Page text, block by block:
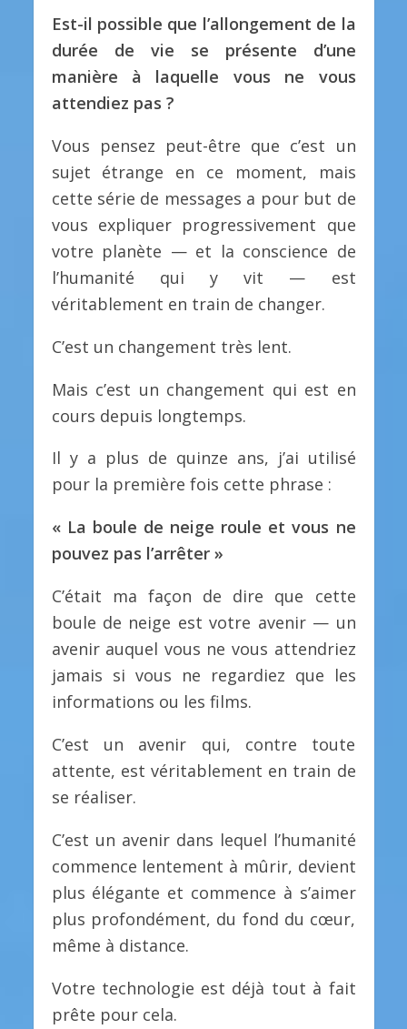
Est-il possible que l’allongement de la
durée de vie se présente d’une
manière à laquelle vous ne vous
attendiez pas ?
Vous pensez peut-être que c’est un
sujet étrange en ce moment, mais
cette série de messages a pour but de
vous expliquer progressivement que
votre planète — et la conscience de
l’humanité qui y vit — est
véritablement en train de changer.
C’est un changement très lent.
Mais c’est un changement qui est en
cours depuis longtemps.
Il y a plus de quinze ans, j’ai utilisé
pour la première fois cette phrase :
« La boule de neige roule et vous ne
pouvez pas l’arrêter »
C’était ma façon de dire que cette
boule de neige est votre avenir — un
avenir auquel vous ne vous attendriez
jamais si vous ne regardiez que les
informations ou les films.
C’est un avenir qui, contre toute
attente, est véritablement en train de
se réaliser.
C’est un avenir dans lequel l’humanité
commence lentement à mûrir, devient
plus élégante et commence à s’aimer
plus profondément, du fond du cœur,
même à distance.
Votre technologie est déjà tout à fait
prête pour cela.